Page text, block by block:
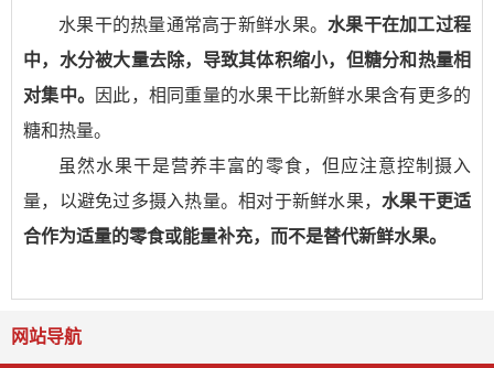
水果干的热量通常高于新鲜水果。水果干在加工过程
中，水分被大量去除，导致其体积缩小，但糖分和热量相
对集中。
因此，相同重量的水果干比新鲜水果含有更多的
糖和热量。
虽然水果干是营养丰富的零食，但应注意控制摄入
量，以避免过多摄入热量。相对于新鲜水果， 水果干更适
合作为适量的零食或能量补充，而不是替代新鲜水果。
网站导航